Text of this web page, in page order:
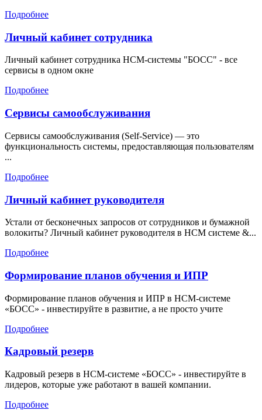
Подробнее
Личный кабинет сотрудника
Личный кабинет сотрудника HCM-системы "БОСС" - все
сервисы в одном окне
Подробнее
Сервисы самообслуживания
Сервисы самообслуживания (Self-Service) — это
функциональность системы, предоставляющая пользователям
...
Подробнее
Личный кабинет руководителя
Устали от бесконечных запросов от сотрудников и бумажной
волокиты? Личный кабинет руководителя в HCM системе &...
Подробнее
Формирование планов обучения и ИПР
Формирование планов обучения и ИПР в HCM-системе
«БОСС» - инвестируйте в развитие, а не просто учите
Подробнее
Кадровый резерв
Кадровый резерв в HCM-системе «БОСС» - инвестируйте в
лидеров, которые уже работают в вашей компании.
Подробнее